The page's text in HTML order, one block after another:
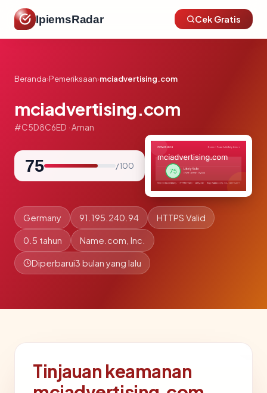
IpiemsRadar Cek Gratis
Beranda›Pemeriksaan›mciadvertising.com
mciadvertising.com
#C5D8C6ED · Aman
75 / 100
Germany 91.195.240.94 HTTPS Valid
0.5 tahun Name.com, Inc.
Diperbarui3 bulan yang lalu
Tinjauan keamanan